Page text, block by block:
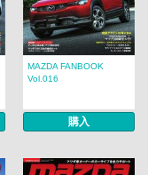
MAZDA FANBOOK
Vol.016
購入